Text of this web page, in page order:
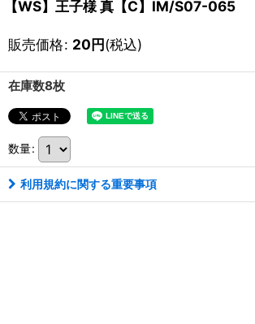
【WS】王子様 真【C】IM/S07-065
販売価格: 20円(税込)
在庫数8枚
数量:
利用規約に関する重要事項